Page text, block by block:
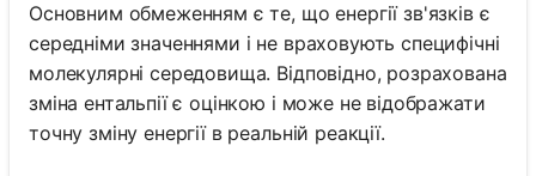
Основним обмеженням є те, що енергії зв'язків є
середніми значеннями і не враховують специфічні
молекулярні середовища. Відповідно, розрахована
зміна ентальпії є оцінкою і може не відображати
точну зміну енергії в реальній реакції.